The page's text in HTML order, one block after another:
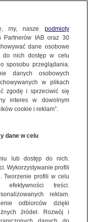
o pochodzeniu
byli
Izby
wojskowych
o to, czy
pochodzenia
mogą być
przez USA.
David
usług
my, nasze podmioty
Partnerów IAB oraz 30
dane osobowe
do nich dostęp w celu
sposobu przeglądania.
danych osobowych
w plikach
zgodę i sprzeciwić się
interes w dowolnym
cookie i reklam”.
dane w celu
lub dostęp do nich.
Wykorzystywanie profili
Tworzenie profili w celu
efektywności treści.
reklam.
odbiorców dzięki
źródeł. Rozwój i